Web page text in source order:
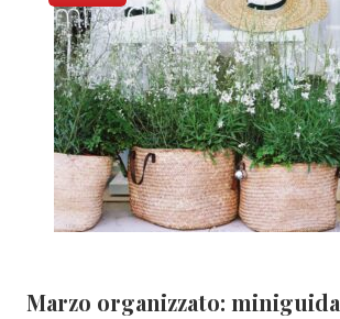
Marzo organizzato: miniguida